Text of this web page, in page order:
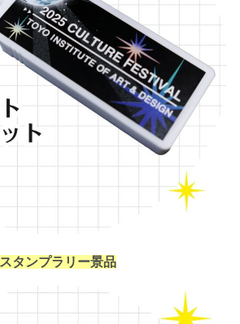
スタンプラリー景品